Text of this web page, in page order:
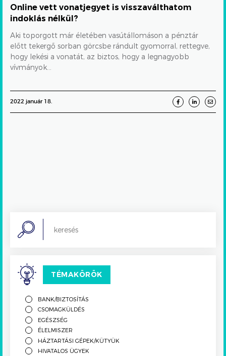
Online vett vonatjegyet is visszaválthatom
indoklás nélkül?
Aki toporgott már életében vasútállomáson a pénztár
előtt tekergő sorban görcsbe rándult gyomorral, rettegve,
hogy lekési a vonatát, az biztos, hogy a legnagyobb
vívmányok...
2022 január 18.
Search
TÉMAKÖRÖK
BANK/BIZTOSÍTÁS
CSOMAGKÜLDÉS
EGÉSZSÉG
ÉLELMISZER
HÁZTARTÁSI GÉPEK/KÜTYÜK
HIVATALOS ÜGYEK